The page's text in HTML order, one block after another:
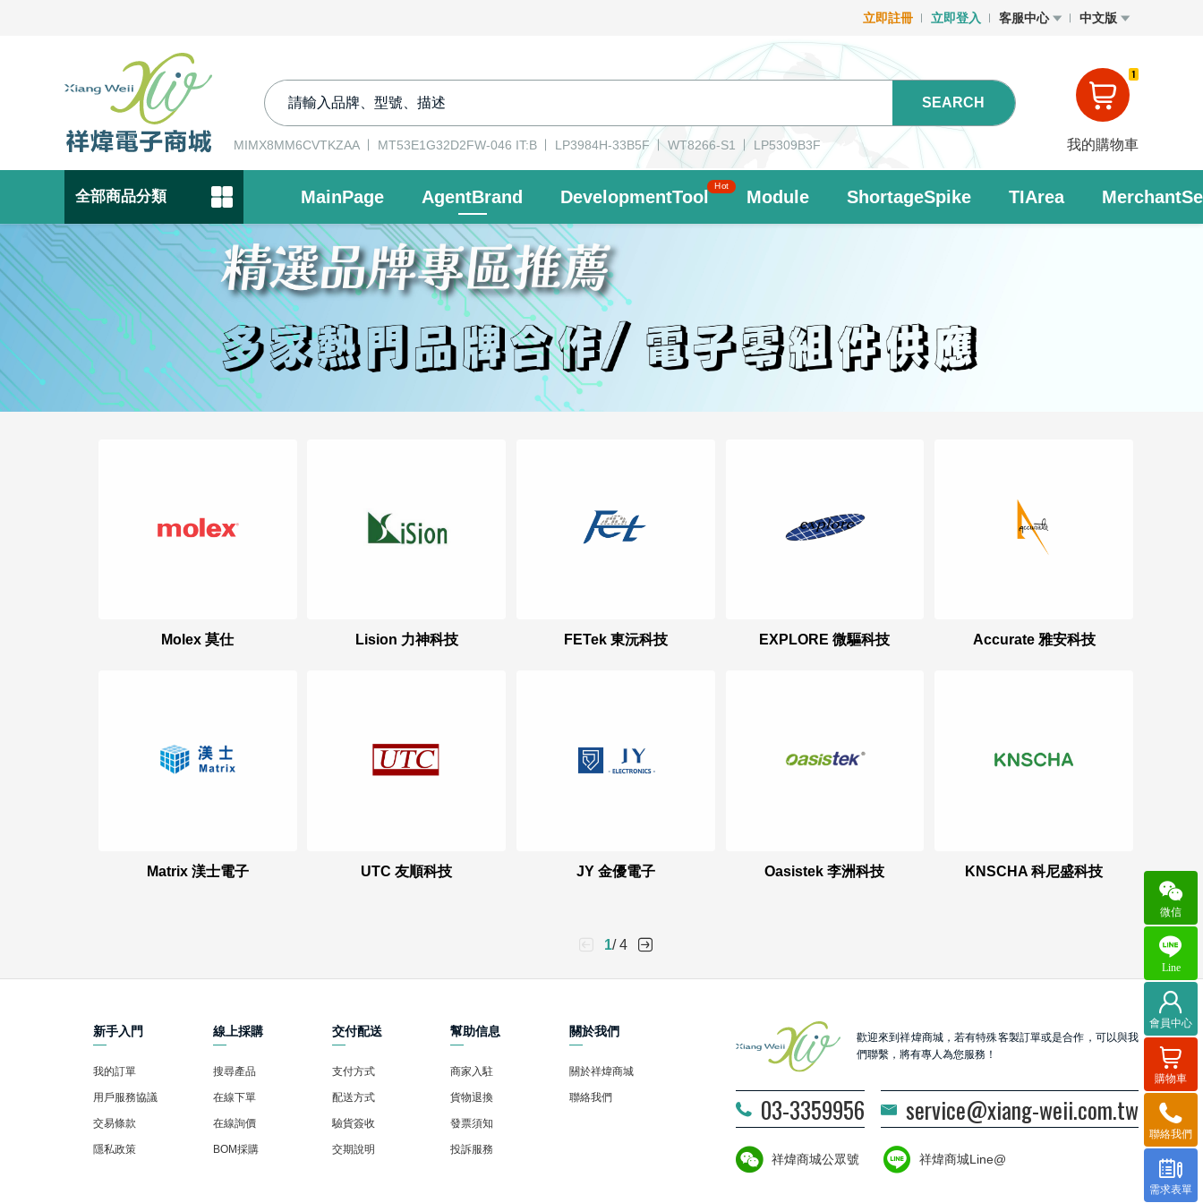
立即註冊 立即登入 客服中心 中文版
SEARCH
MIMX8MM6CVTKZAA MT53E1G32D2FW-046 IT:B LP3984H-33B5F WT8266-S1 LP5309B3F
1
我的購物車
全部商品分類 MainPage AgentBrand DevelopmentTool
Hot
Module ShortageSpike TIArea
Molex 莫仕 Lision 力神科技 FETek 東沅科技 EXPLORE 微驅科技 Accurate 雅安科技
Matrix 渼士電子 UTC 友順科技 JY 金優電子 Oasistek 李洲科技 KNSCHA 科尼盛科技
1/ 4
微信
Line
會員中心
購物車
聯絡我們
需求表單
新手入門
我的訂單
用戶服務協議
交易條款
隱私政策
線上採購
搜尋產品
在線下單
在線詢價
BOM採購
交付配送
支付方式
配送方式
驗貨簽收
交期說明
幫助信息
商家入駐
貨物退換
發票須知
投訴服務
關於我們
關於祥煒商城
聯絡我們
歡迎來到祥煒商城，若有特殊客製訂單或是合作，可以與我
們聯繫，將有專人為您服務！
03-3359956 service@xiang-weii.com.tw
祥煒商城公眾號 祥煒商城Line@